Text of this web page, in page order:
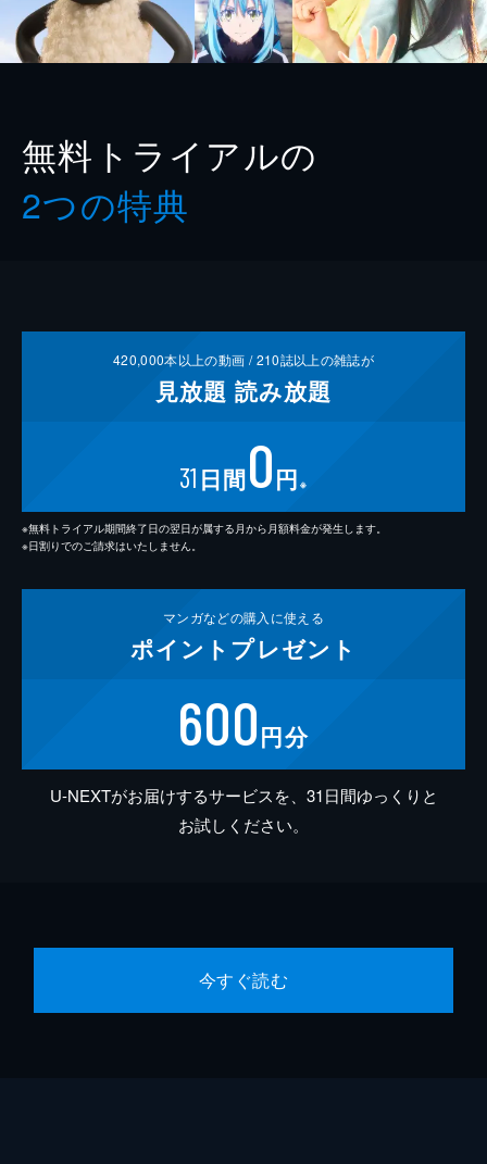
無料トライアルの
2つの特典
420,000本以上の動画 /210誌以上の雑誌が
見放題 読み放題
31 日間0円 ※
※無料トライアル期間終了日の翌日が属する月から月額料金が発生します。
※日割りでのご請求はいたしません。
マンガなどの購入に使える
ポイント プレゼント
600円分
U-NEXTがお届けするサービスを、31日間ゆっくりと
お試しください。
今すぐ読む